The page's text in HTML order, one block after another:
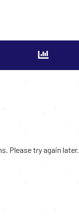
Please try again later.